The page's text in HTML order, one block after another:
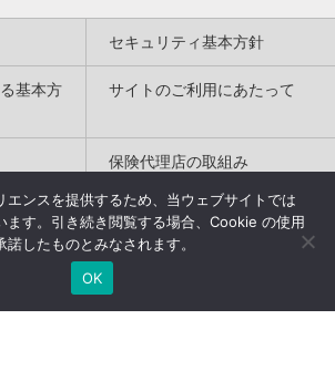
セキュリティ基本方針
基本方
サイトのご利用にあたって
保険代理店の取組み
定商取引法に基づく表記
Copyright(c) 2004-2026
Inc. All rights reserved.
エンスを提供するため、当ウェブサイトでは
ます。引き続き閲覧する場合、Cookie の使用
諾したものとみなされます。
OK